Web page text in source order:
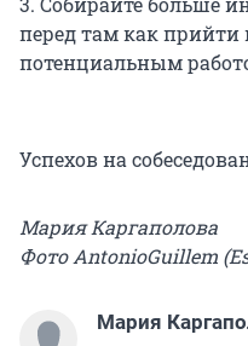
перед там как прийти
потенциальным
Успехов на
Мария Каргаполова
Фото AntonioGuillem
Мария